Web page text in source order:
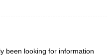
been looking for information